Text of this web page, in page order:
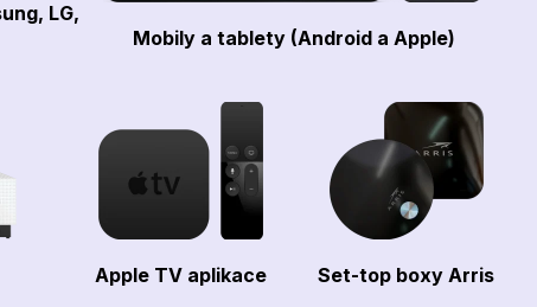
LG,
Mobily a tablety (Android a Apple)
Apple TV aplikace Set-top boxy Arris